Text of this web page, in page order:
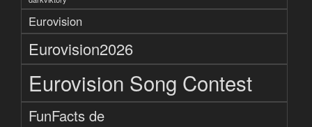
Eurovision
Eurovision2026
Eurovision Song Contest
FunFacts de